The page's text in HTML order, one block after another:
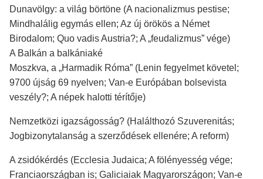
Dunavölgy: a világ börtöne (A nacionalizmus pestise;
Mindhalálig egymás ellen; Az új örökös a Német
Birodalom; Quo vadis Austria?; A „feudalizmus” vége)
A Balkán a balkániaké
Moszkva, a „Harmadik Róma” (Lenin fegyelmet követel;
9700 újság 69 nyelven; Van-e Európában bolsevista
veszély?; A népek halotti térítője)
Nemzetközi igazságosság? (Halálthozó Szuverenitás;
Jogbizonytalanság a szerződések ellenére; A reform)
A zsidókérdés (Ecclesia Judaica; A fölényesség vége;
Franciaországban is; Galiciaiak Magyarországon; Van-e